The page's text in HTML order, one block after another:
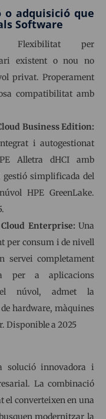
o adquisició que
Software
Flexibilitat per
existent o nou no
privat. Properament
compatibilitat amb
Business Edition:
i autogestionat
Alletra dHCI amb
simplificada del
HPE GreenLake.
Enterprise: Una
per consum i de nivell
servei completament
per a aplicacions
núvol, admet la
hardware, màquines
Disponible a 2025
solució innovadora i
La combinació
el converteixen en una
modernitzar la